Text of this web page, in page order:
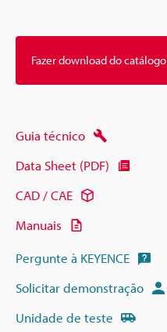
Fazer download do catálogo
Guia técnico
Data Sheet (PDF)
CAD / CAE
Manuais
Pergunte à KEYENCE
Solicitar demonstração
Unidade de teste